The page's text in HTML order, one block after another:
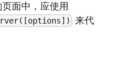
面中，应使用
来代